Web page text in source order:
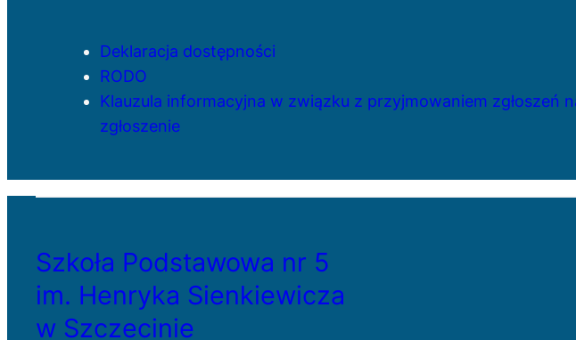
Deklaracja dostępności
RODO
Klauzula informacyjna w związku z przyjmowaniem
zgłoszenie
Szkoła Podstawowa nr 5
im. Henryka Sienkiewicza
w Szczecinie